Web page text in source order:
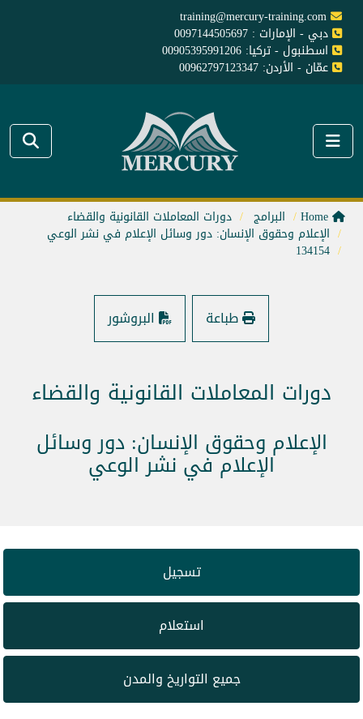
training@mercury-training.com
دبي - الإمارات : 0097144505697
اسطنبول - تركيا: 00905395991206
عمّان - الأردن: 00962797123347
البرامج دورات المعاملات القانونية والقضاء
الإعلام وحقوق الإنسان: دور وسائل الإعلام في نشر الوعي
134154
طباعة البروشور
دورات المعاملات القانونية والقضاء
الإعلام وحقوق الإنسان: دور وسائل
الإعلام في نشر الوعي
تسجيل
استعلام
جميع التواريخ والمدن